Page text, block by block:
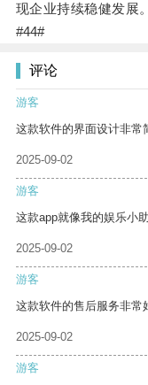
现企业持续稳健发展。
#44#
评论
游客
这款软件的界面设计非常
2025-09-02
游客
这款app就像我的娱乐小
2025-09-02
游客
这款软件的售后服务非常
2025-09-02
游客